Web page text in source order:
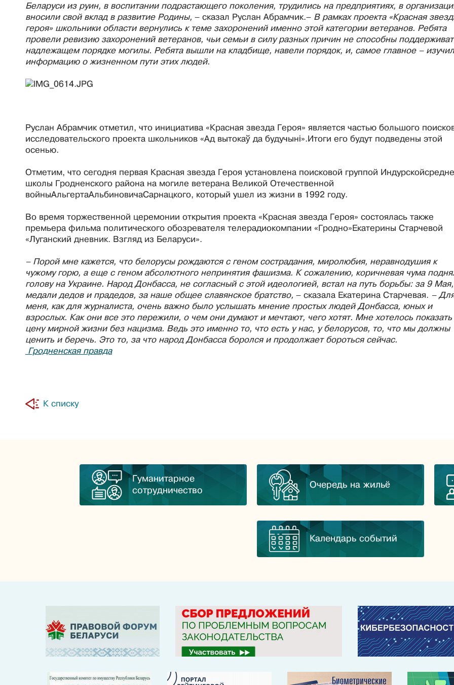
Беларуси из руин, в воспитании подрастающего поколения, трудились на предприятиях, в
вносили свой вклад в развитие Родины, – сказал Руслан Абрамчик.– В рамках проекта «Красная
героя» школьники области вернулись к теме захоронений именно этой категории ветеранов. Ребята
провели ревизию захоронений ветеранов, чьи семьи в силу разных причин не способны
надлежащем порядке могилы. Ребята вышли на кладбище, навели порядок, и, самое главное –
информацию о жизненном пути этих людей.
Руслан Абрамчик отметил, что инициатива «Красная звезда Героя» является частью большого
исследовательского проекта школьников «Ад вытокаў да будучыні».Итоги его будут подведены этой
осенью.
Отметим, что сегодня первая Красная звезда Героя установлена поисковой группой
школы Гродненского района на могиле ветерана Великой Отечественной
войныАльгертаАльбиновичаСарнацкого, который ушел из жизни в 1992 году.
Во время торжественной церемонии открытия проекта «Красная звезда Героя» состоялась также
премьера фильма политического обозревателя телерадиокомпании «Гродно»Екатерины Старчевой
«Луганский дневник. Взгляд из Беларуси».
– Порой мне кажется, что белорусы рождаются с геном сострадания, миролюбия, неравнодушия к
чужому горю, а еще с геном абсолютного непринятия фашизма. К сожалению, коричневая чума
голову на Украине. Народ Донбасса, не согласный с этой идеологией, встал на путь борьбы: за 9
медали дедов и прадедов, за наше общее славянское братство, – сказала Екатерина Старчевая. –
меня, как для журналиста, очень важно было услышать мнение простых людей Донбасса, юных и
взрослых. Как они все это пережили, о чем они думают и мечтают, чего хотят. Мне хотелось показать
цену мирной жизни без нацизма. Ведь это именно то, что есть у нас, у белорусов, то, что мы должны
ценить и беречь. Это то, за что народ Донбасса боролся и продолжает бороться сейчас.
Гродненская правда
К списку
Гуманитарное
сотрудничество
Очередь на жильё
Календарь событий